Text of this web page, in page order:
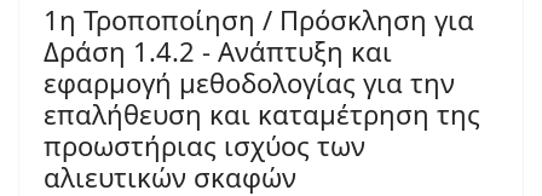
1η Τροποποίηση / Πρόσκληση για
Δράση 1.4.2 - Ανάπτυξη και
εφαρμογή μεθοδολογίας για την
επαλήθευση και καταμέτρηση της
προωστήριας ισχύος των
αλιευτικών σκαφών